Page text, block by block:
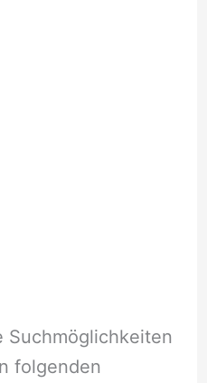
Suchmöglichkeiten
folgenden